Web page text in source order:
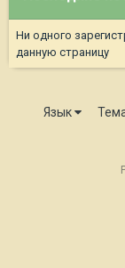
Ни одного
данную страницу
Язык